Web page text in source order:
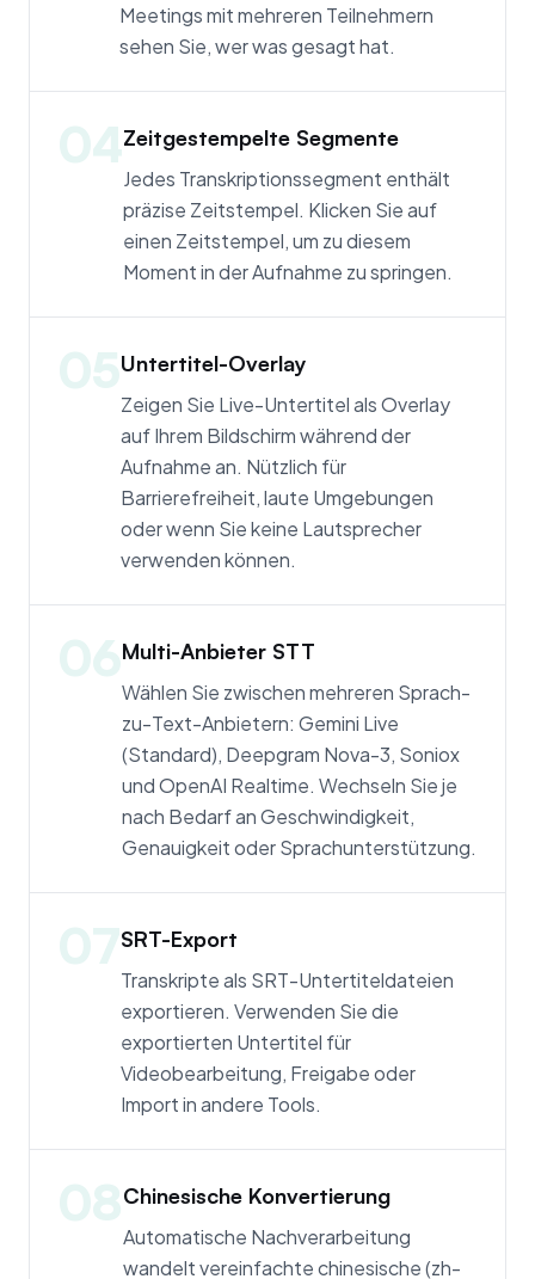
Meetings mit mehreren Teilnehmern
sehen Sie, wer was gesagt hat.
04Zeitgestempelte Segmente
Jedes Transkriptionssegment enthält
präzise Zeitstempel. Klicken Sie auf
einen Zeitstempel, um zu diesem
Moment in der Aufnahme zu springen.
05Untertitel-Overlay
Zeigen Sie Live-Untertitel als Overlay
auf Ihrem Bildschirm während der
Aufnahme an. Nützlich für
Barrierefreiheit, laute Umgebungen
oder wenn Sie keine Lautsprecher
verwenden können.
06Multi-Anbieter STT
Wählen Sie zwischen mehreren Sprach-
zu-Text-Anbietern: Gemini Live
(Standard), Deepgram Nova-3, Soniox
und OpenAI Realtime. Wechseln Sie je
nach Bedarf an Geschwindigkeit,
Genauigkeit oder Sprachunterstützung.
07SRT-Export
Transkripte als SRT-Untertiteldateien
exportieren. Verwenden Sie die
exportierten Untertitel für
Videobearbeitung, Freigabe oder
Import in andere Tools.
08Chinesische Konvertierung
Automatische Nachverarbeitung
wandelt vereinfachte chinesische (zh-